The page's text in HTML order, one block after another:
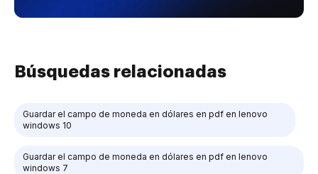
Búsquedas relacionadas
Guardar el campo de moneda en dólares en pdf en lenovo
windows 10
Guardar el campo de moneda en dólares en pdf en lenovo
windows 7